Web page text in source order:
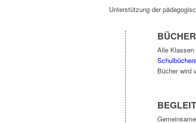
Unterstützung der
Alle Klassen
Bücher wird